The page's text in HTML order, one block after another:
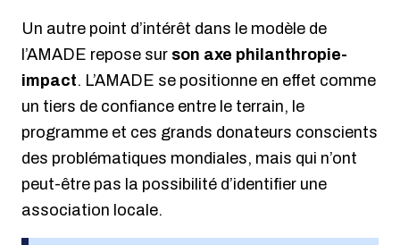
Un autre point d’intérêt dans le modèle de
l’AMADE repose sur son axe philanthropie-
impact. L’AMADE se positionne en effet comme
un tiers de confiance entre le terrain, le
programme et ces grands donateurs conscients
des problématiques mondiales, mais qui n’ont
peut-être pas la possibilité d’identifier une
association locale.